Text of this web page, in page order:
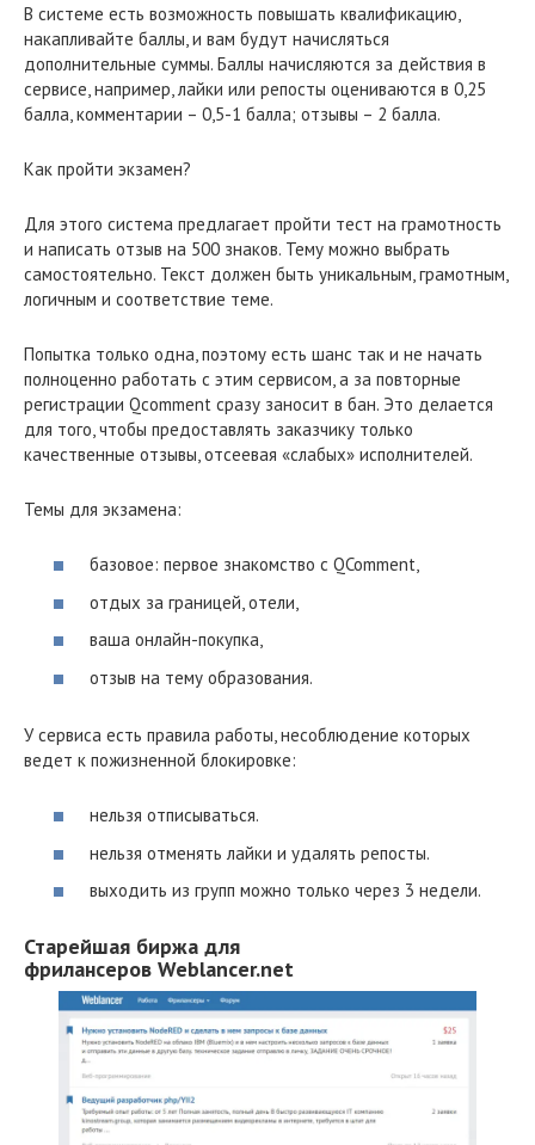
В системе есть возможность повышать квалификацию,
накапливайте баллы, и вам будут начисляться
дополнительные суммы. Баллы начисляются за действия в
сервисе, например, лайки или репосты оцениваются в 0,25
балла, комментарии – 0,5-1 балла; отзывы – 2 балла.
Как пройти экзамен?
Для этого система предлагает пройти тест на грамотность
и написать отзыв на 500 знаков. Тему можно выбрать
самостоятельно. Текст должен быть уникальным, грамотным,
логичным и соответствие теме.
Попытка только одна, поэтому есть шанс так и не начать
полноценно работать с этим сервисом, а за повторные
регистрации Qcomment сразу заносит в бан. Это делается
для того, чтобы предоставлять заказчику только
качественные отзывы, отсеевая «слабых» исполнителей.
Темы для экзамена:
базовое: первое знакомство с QComment,
отдых за границей, отели,
ваша онлайн-покупка,
отзыв на тему образования.
У сервиса есть правила работы, несоблюдение которых
ведет к пожизненной блокировке:
нельзя отписываться.
нельзя отменять лайки и удалять репосты.
выходить из групп можно только через 3 недели.
Старейшая биржа для
фрилансеров Weblancer.net